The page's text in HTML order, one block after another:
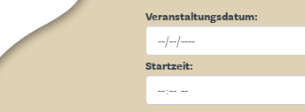
Veranstaltungsdatum:
Startzeit: